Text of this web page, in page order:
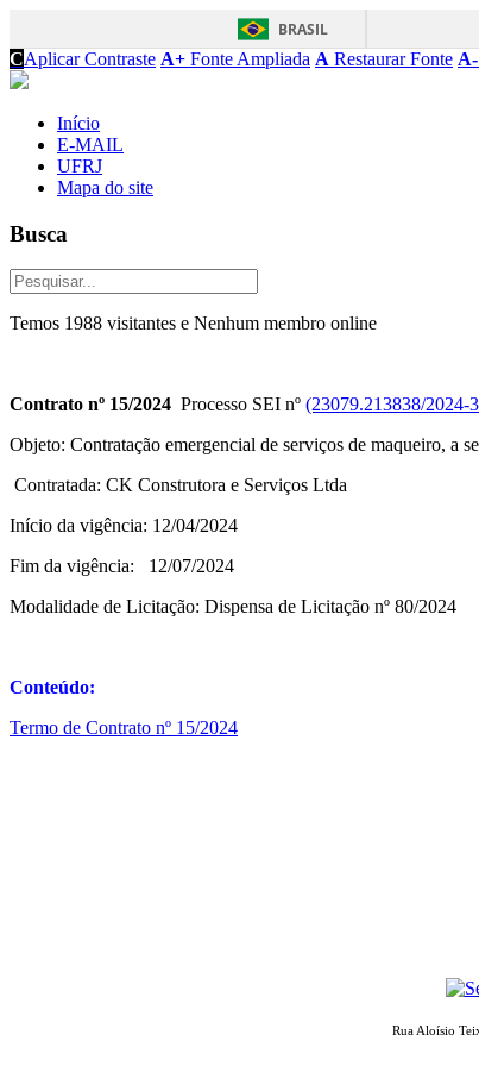
BRASIL
CAplicar Contraste A+ Fonte Ampliada A Restaurar Fonte A-
Início
E-MAIL
UFRJ
Mapa do site
Busca
Temos 1988 visitantes e Nenhum membro online
Contrato nº 15/2024 Processo SEI nº (23079.213838/2024-
Objeto: Contratação emergencial de serviços de maqueiro, a
Contratada: CK Construtora e Serviços Ltda
Início da vigência: 12/04/2024
Fim da vigência: 12/07/2024
Modalidade de Licitação: Dispensa de Licitação nº 80/2024
Conteúdo:
Termo de Contrato nº 15/2024
Rua Aloísio